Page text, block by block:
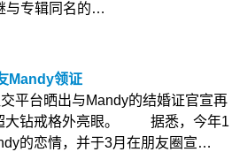
与专辑同名的…
Mandy领证
台晒出与Mandy的结婚证官宣再
大钻戒格外亮眼。 据悉，今年1
的恋情，并于3月在朋友圈宣…